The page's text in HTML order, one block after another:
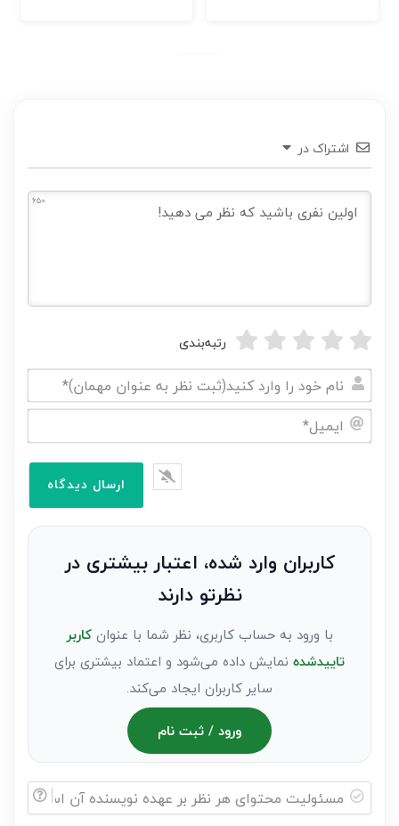
اشتراک در
650
رتبه‌بندی
نام
خود
نظر
کاربران وارد شده، اعتبار بیشتری در
نظرتو دارند
با ورود به حساب کاربری، نظر شما با عنوانکاربر
تاییدشده نمایش داده می‌شود و اعتماد بیشتری برای
سایر کاربران ایجاد می‌کند.
ورود / ثبت نام